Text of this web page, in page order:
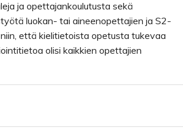
ja opettajankoulutusta sekä
luokan- tai aineenopettajien ja S2-
että kielitietoista opetusta tukevaa
olisi kaikkien opettajien